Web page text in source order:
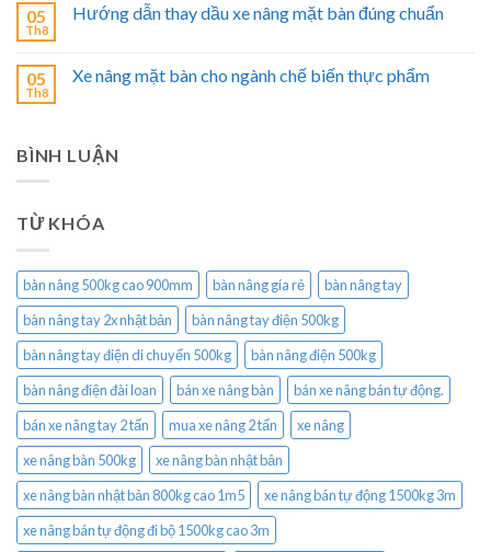
05
Th8
Hướng dẫn thay dầu xe nâng mặt bàn đúng chuẩn
05
Th8
Xe nâng mặt bàn cho ngành chế biến thực phẩm
BÌNH LUẬN
TỪ KHÓA
bàn nâng 500kg cao 900mm bàn nâng gía rẻ
bàn nâng tay
bàn nâng tay 2x nhật bản
bàn nâng tay điện 500kg
bàn nâng tay điện di chuyển 500kg
bàn nâng điện 500kg
bàn nâng điện đài loan
bán xe nâng bàn
bán xe nâng bán tự động.
bán xe nâng tay 2 tấn
mua xe nâng 2 tấn
xe nâng
xe nâng bàn 500kg
xe nâng bàn nhật bản
xe nâng bàn nhật bản 800kg cao 1m5
xe nâng bán tự động 1500kg 3m
xe nâng bán tự động đi bộ 1500kg cao 3m